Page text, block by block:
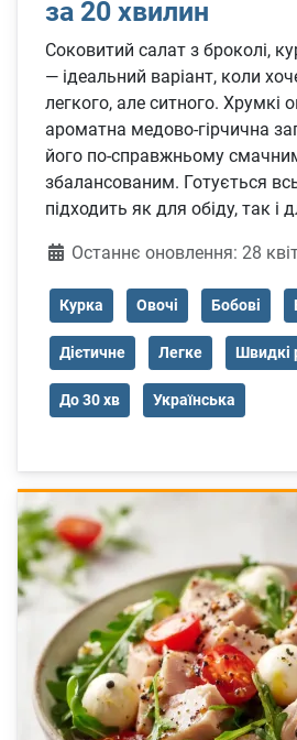
за 20 хвилин
Соковитий салат з броколі,
— ідеальний варіант, коли
легкого, але ситного. Хрумкі
ароматна медово-гірчична
його по-справжньому
збалансованим. Готується
підходить як для обіду, так і
ДеталіОстаннє оновлення: 28
Курка Овочі Бобові
Дієтичне Легке Швидкі
До 30 хв Українська